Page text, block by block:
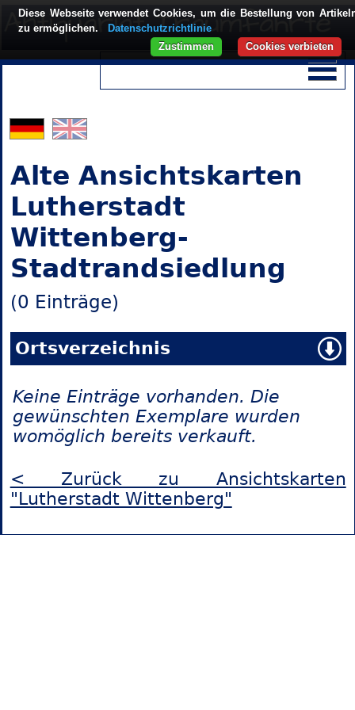
Alte Ansichtskarten
Lutherstadt
Wittenberg-
Stadtrandsiedlung
(0 Einträge)
Ortsverzeichnis
Keine Einträge vorhanden. Die
gewünschten Exemplare wurden
womöglich bereits verkauft.
< Zurück zu Ansichtskarten
"Lutherstadt Wittenberg"
Diese Webseite verwendet Cookies, um die Bestellung von
zu ermöglichen.
Datenschutzrichtlinie
Cookies verbieten
Zustimmen